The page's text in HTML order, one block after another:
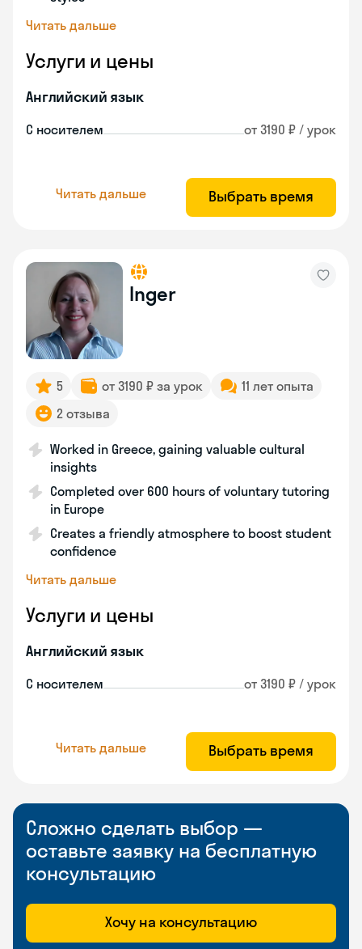
Читать дальше
Услуги и цены
Английский язык
С носителем от 3190 ₽ / урок
Читать дальше Выбрать время
Inger
5 от 3190 ₽ за урок
11 лет опыта
2 отзыва
Worked in Greece, gaining valuable cultural
insights
Completed over 600 hours of voluntary tutoring
in Europe
Creates a friendly atmosphere to boost student
confidence
Читать дальше
Услуги и цены
Английский язык
С носителем от 3190 ₽ / урок
Читать дальше Выбрать время
Сложно сделать выбор —
оставьте заявку на бесплатную
консультацию
Хочу на консультацию